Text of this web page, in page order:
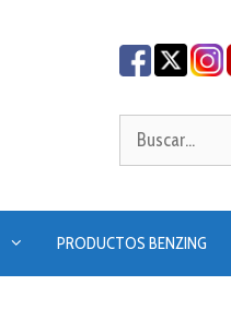
Buscar:
PRODUCTOS BENZING